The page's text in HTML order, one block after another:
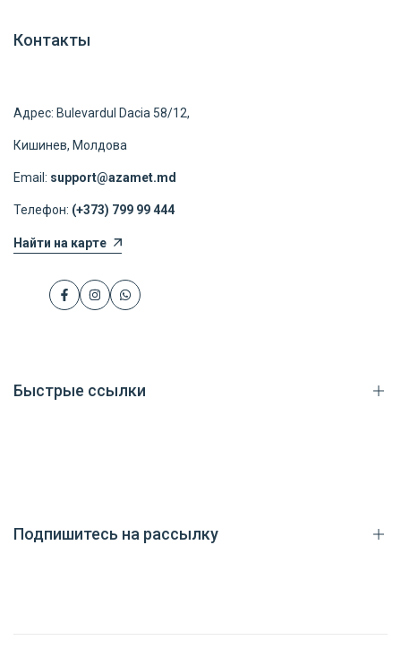
Контакты
Адрес: Bulevardul Dacia 58/12,
Кишинев, Молдова
Email: support@azamet.md
Телефон: (+373) 799 99 444
Найти на карте
FacebookInstagramWhatsApp
Быстрые ссылки
Подпишитесь на рассылку